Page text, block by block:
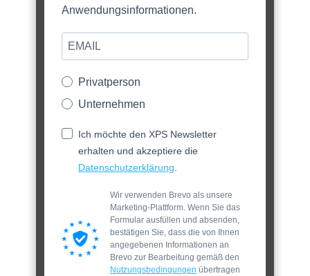
Anwendungsinformationen.
Privatperson
Unternehmen
Ich möchte den XPS Newsletter
erhalten und akzeptiere die
Datenschutzerklärung
Wir verwenden Brevo als unsere
Marketing-Plattform. Wenn Sie das
Formular ausfüllen und absenden,
bestätigen Sie, dass die von Ihnen
angegebenen Informationen an
Brevo zur Bearbeitung gemäß den
Nutzungsbedingungen übertragen